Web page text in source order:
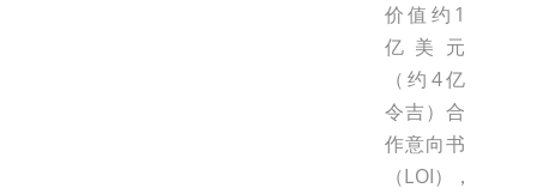
价值约1
亿美元
（约4亿
令吉）合
作意向书
（LOI），